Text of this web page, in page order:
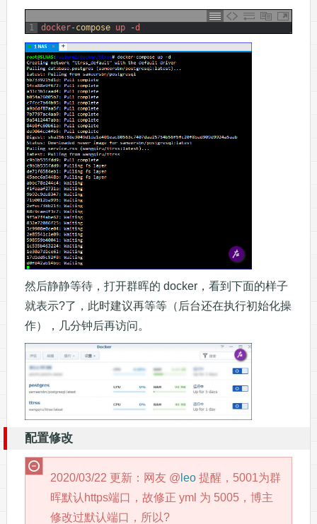
1 docker- compose up -d
然后静静等待，打开群晖的 docker，看到下面的样子
就表示?了，此时建议再等等（后台还在执行初始化操
作），几分钟后再访问。
配置修改
2020/03/22 更新：网友 @ leo提醒，5001为群
晖默认https端口，故修正 yml 为 5005，博主
修改过默认端口，所以?